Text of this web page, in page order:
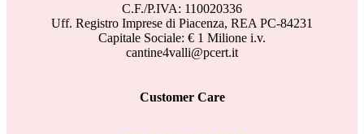
C.F./P.IVA: 110020336
Uff. Registro Imprese di Piacenza, REA PC-84231
Capitale Sociale: € 1 Milione i.v.
cantine4valli@pcert.it
Customer Care